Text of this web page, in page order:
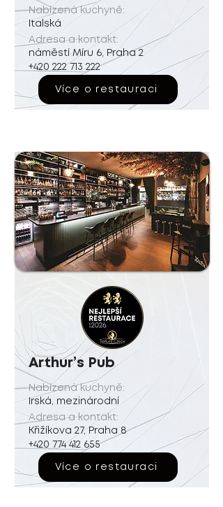
Nabízená kuchyně:
Italská
Adresa a kontakt:
náměstí Míru 6, Praha 2
+420 222 713 222
Více o restauraci
Arthur’s Pub
Nabízená kuchyně:
Irská, mezinárodní
Adresa a kontakt:
Křižíkova 27, Praha 8
+420 774 412 655
Více o restauraci